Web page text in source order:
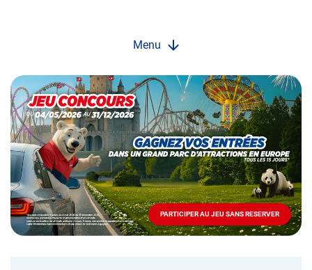
Menu
Opération
spéciale
Mai
-
Décembre
2026
Locations
PARTICIPER AU JEU SANS RESERVER
PARTICIPER
AU
JEU